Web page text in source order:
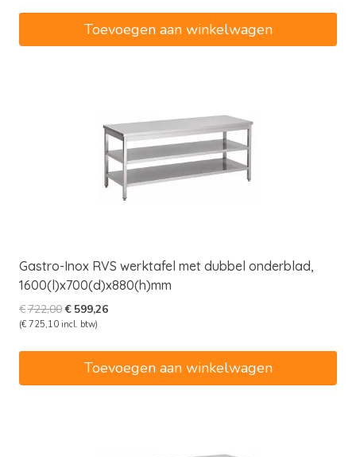
€657,00.Toevoegen aan winkelwagen
Gastro-Inox RVS werktafel met dubbel onderblad,
1600(l)x700(d)x880(h)mm
€722,00Oorspronkelijke
prijs
€722,00.
€ 599,26Huidige
(€ 725,10 incl. btw)
Toevoegen aan winkelwagen